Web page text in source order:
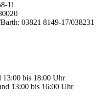
11
03821 8149-17/038231
13:00 bis 18:00 Uhr
13:00 bis 16:00 Uhr